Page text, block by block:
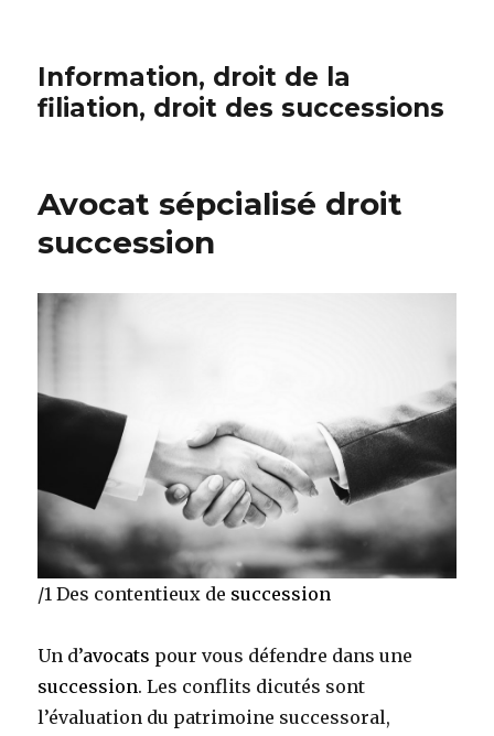
Information, droit de la
filiation, droit des successions
Avocat sépcialisé droit
succession
/1 Des contentieux de succession
Un d’avocats pour vous défendre dans une
succession. Les conflits dicutés sont
l’évaluation du patrimoine successoral,